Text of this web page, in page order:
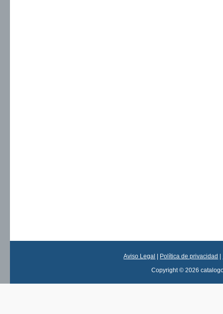
Aviso Legal Política de privacidad
Copyright © 2026